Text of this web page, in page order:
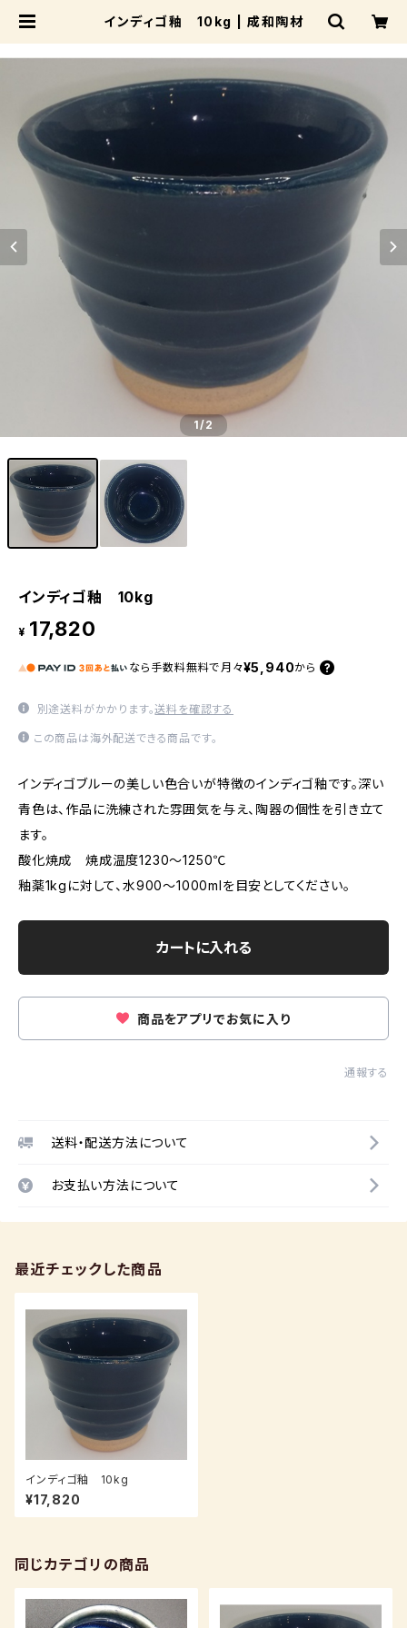
インディゴ釉 10kg | 成和陶材
1/2
インディゴ釉 10kg
¥ 17,820
なら 手数料無料で 月々¥5,940から
別途送料がかかります。送料を確認する
この商品は海外配送できる商品です。
インディゴブルーの美しい色合いが特徴のインディゴ釉です。深い
青色は、作品に洗練された雰囲気を与え、陶器の個性を引き立て
ます。
酸化焼成 焼成温度1230～1250℃
釉薬1kgに対して、水900～1000mlを目安としてください。
カートに入れる
商品をアプリでお気に入り
通報する
送料・配送方法について
お支払い方法について
最近チェックした商品
インディゴ釉 10kg
¥17,820
同じカテゴリの商品